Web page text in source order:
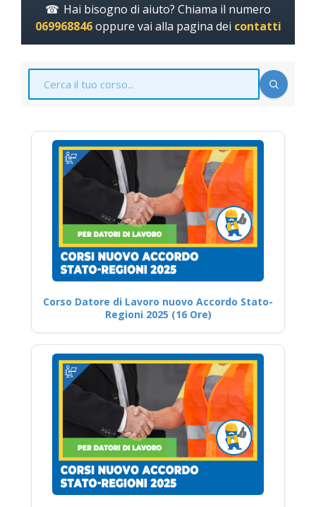
Hai bisogno di aiuto? Chiama il numero
069968846oppure vai alla pagina dei contatti
Corso Datore di Lavoro nuovo Accordo Stato-
Regioni 2025 (16 Ore)